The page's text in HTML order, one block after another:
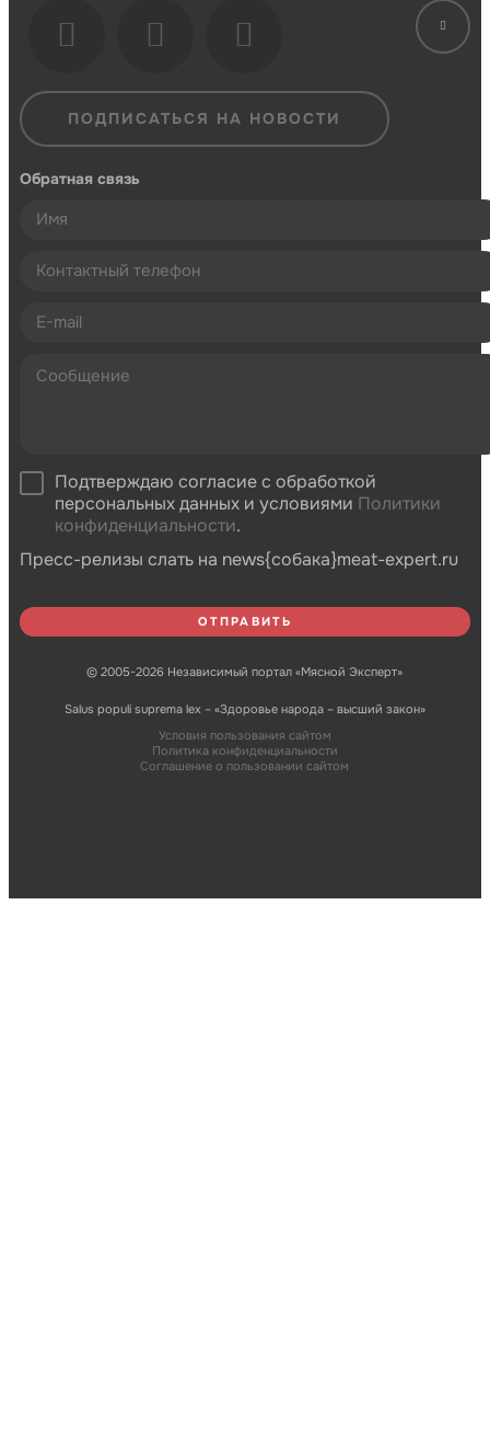
ПОДПИСАТЬСЯ НА НОВОСТИ
Обратная связь
Подтверждаю согласие с обработкой
персональных данных и условиями Политики
конфиденциальности.
Пресс-релизы слать на news{собака}meat-expert.ru
© 2005-2026 Независимый портал «Мясной Эксперт»
Salus populi suprema lex – «Здоровье народа – высший закон»
Условия пользования сайтом
Политика конфиденциальности
Соглашение о пользовании сайтом